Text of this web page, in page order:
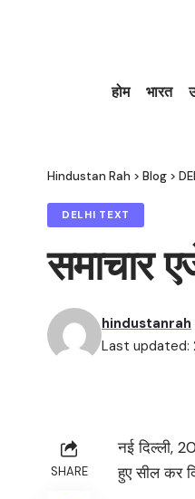
होम भारत
Hindustan Rah > Blog >
DELHI TEXT
समाचार
Last updated:
hindustanrah
SHARE
नई दिल्ली,
हुए सील कर